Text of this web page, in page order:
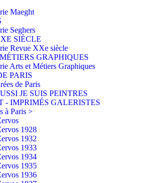
Maeght
Seghers
SIÈCLE
Revue XXe siècle
GRAPHIQUES
Arts et Métiers Graphiques
PARIS
de Paris
JE SUIS PEINTRES
- IMPRIMÉS GALERISTES
à Paris >
1928
1932
1933
1934
1935
1936